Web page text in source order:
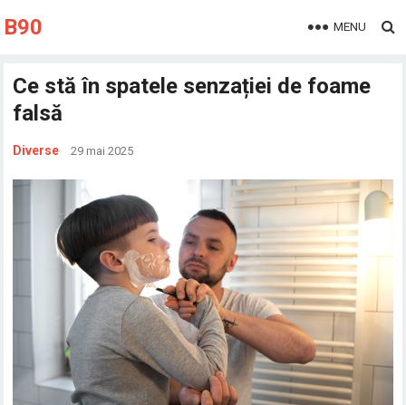
B90 MENU
Ce stă în spatele senzației de foame
falsă
Diverse 29 mai 2025